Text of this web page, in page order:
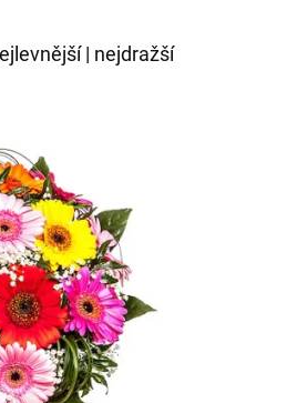
| nejdražší